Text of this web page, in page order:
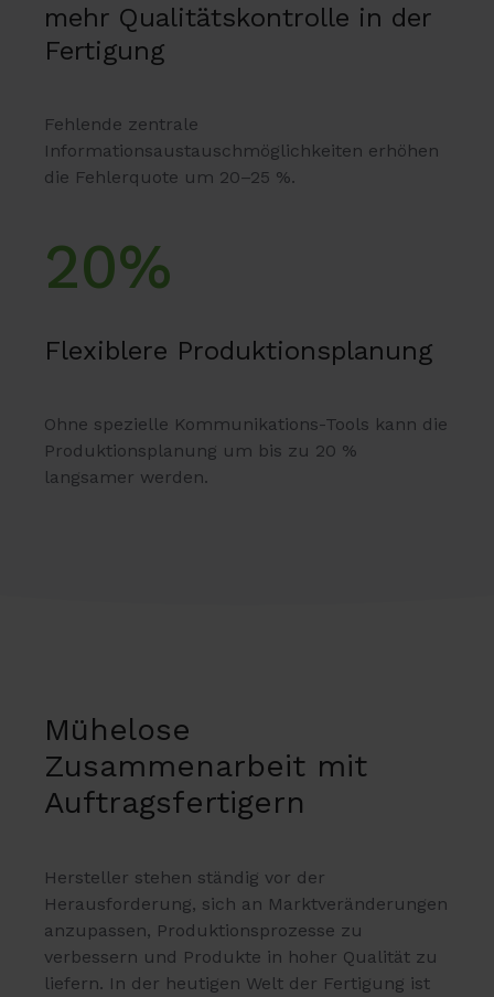
mehr Qualitätskontrolle in der
Fertigung
Fehlende zentrale
Informationsaustauschmöglichkeiten erhöhen
die Fehlerquote um 20–25 %.
20%
Flexiblere Produktionsplanung
Ohne spezielle Kommunikations-Tools kann die
Produktionsplanung um bis zu 20 %
langsamer werden.
Mühelose
Zusammenarbeit mit
Auftragsfertigern
Hersteller stehen ständig vor der
Herausforderung, sich an Marktveränderungen
anzupassen, Produktionsprozesse zu
verbessern und Produkte in hoher Qualität zu
liefern. In der heutigen Welt der Fertigung ist